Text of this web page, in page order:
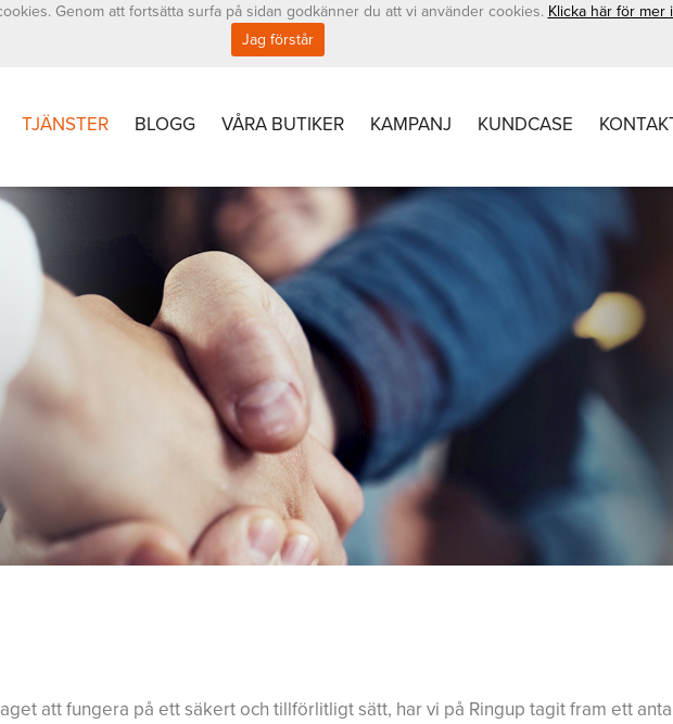
TJÄNSTER BLOGG VÅRA BUTIKER KAMPANJ KUNDCASE
att fungera på ett säkert och tillförlitligt sätt, har vi på Ringup tagit fram ett
Genom att fortsätta surfa på sidan godkänner du att vi använder cookies. Klicka här för mer
Jag förstår